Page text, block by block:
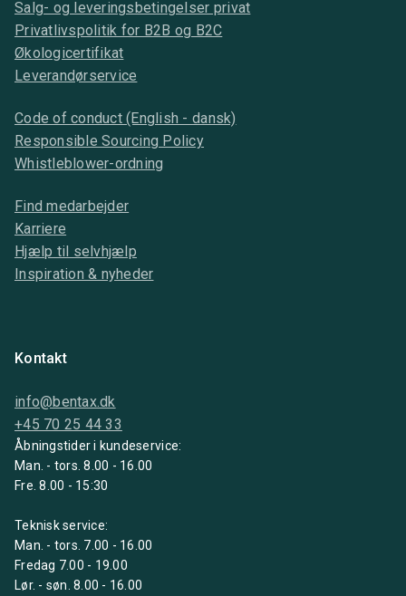
Salg- og leveringsbetingelser privat
Privatlivspolitik for B2B og B2C
Økologicertifikat
Leverandørservice
Code of conduct (English - dansk)
Responsible Sourcing Policy
Whistleblower-ordning
Find medarbejder
Karriere
Hjælp til selvhjælp
Inspiration & nyheder
Kontakt
info@bentax.dk
+45 70 25 44 33
Åbningstider i kundeservice:
Man. - tors. 8.00 - 16.00
Fre. 8.00 - 15:30
Teknisk service:
Man. - tors. 7.00 - 16.00
Fredag 7.00 - 19.00
Lør. - søn. 8.00 - 16.00